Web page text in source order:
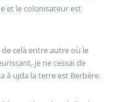
et le colonisateur est
celà entre autre où le
je ne cessai de
à ujda la terre est Berbère.